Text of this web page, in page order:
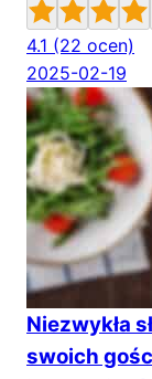
4.1 (22 ocen)
2025-02-19
Niezwykła
swoich